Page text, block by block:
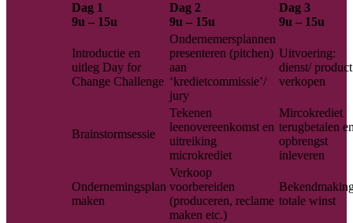
Dag 1
9u – 15u
Dag 2
9u – 15u
Dag 3
9u – 15u
Introductie en
uitleg Day for
Change Challenge
Ondernemersplannen
presenteren (pitchen)
aan
‘kredietcommissie’/
jury
Uitvoering:
dienst/ product
verkopen
Brainstormsessie
Tekenen
leenovereenkomst en
uitreiking
microkrediet
Mircokrediet
terugbetalen
opbrengst
inleveren
Ondernemingsplan
maken
Verkoop
voorbereiden
(produceren, reclame
maken etc.)
totale winst